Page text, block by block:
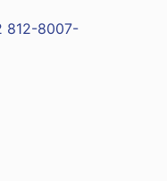
812-8007-